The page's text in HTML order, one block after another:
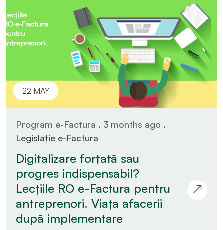
22 MAY
Program e-Factura . 3 months ago .
Legislație e-Factura
Digitalizare forțată sau
progres indispensabil?
Lecțiile RO e-Factura pentru
antreprenori. Viața afacerii
după implementare